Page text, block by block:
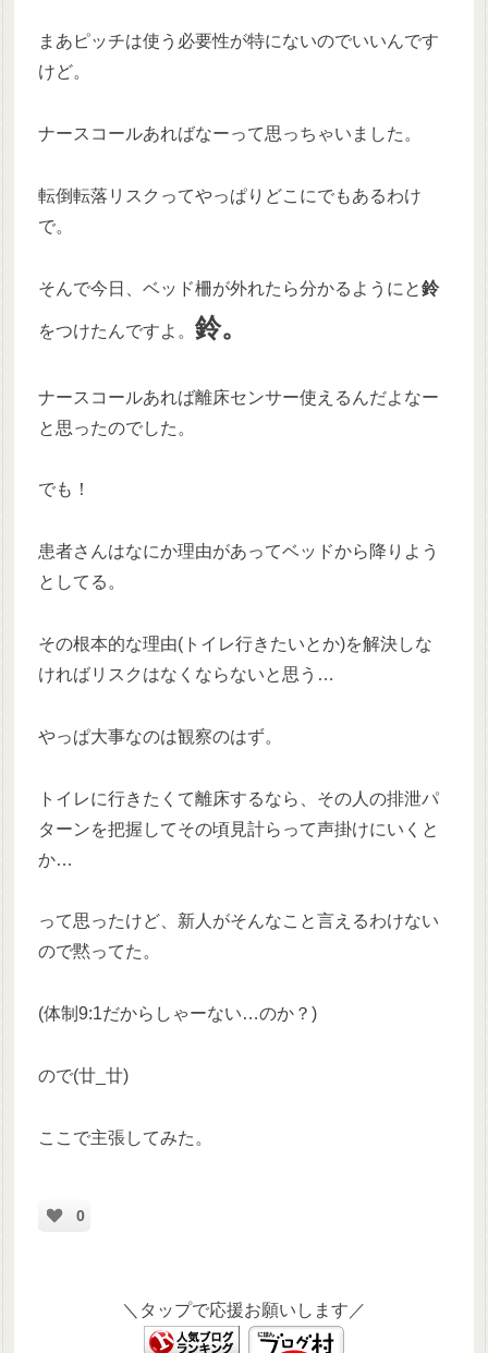
まあピッチは使う必要性が特にないのでいいんです
けど。
ナースコールあればなーって思っちゃいました。
転倒転落リスクってやっぱりどこにでもあるわけ
で。
そんで今日、ベッド柵が外れたら分かるようにと鈴
をつけたんですよ。鈴。
ナースコールあれば離床センサー使えるんだよなー
と思ったのでした。
でも！
患者さんはなにか理由があってベッドから降りよう
としてる。
その根本的な理由(トイレ行きたいとか)を解決しな
ければリスクはなくならないと思う…
やっぱ大事なのは観察のはず。
トイレに行きたくて離床するなら、その人の排泄パ
ターンを把握してその頃見計らって声掛けにいくと
か…
って思ったけど、新人がそんなこと言えるわけない
ので黙ってた。
(体制9:1だからしゃーない…のか？)
ので(廿_廿)
ここで主張してみた。
0
＼タップで応援お願いします／